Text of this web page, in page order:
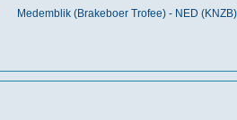
Medemblik (Brakeboer Trofee) - NED (KNZB)